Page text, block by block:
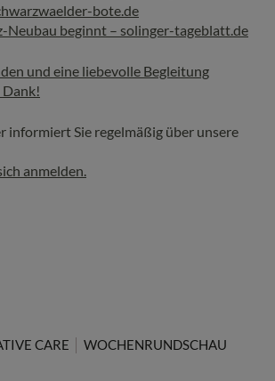
bote.de
Neubau beginnt – solinger-tageblatt.de
und eine liebevolle Begleitung
Dank!
informiert Sie regelmäßig über unsere
anmelden.
CARE WOCHENRUNDSCHAU